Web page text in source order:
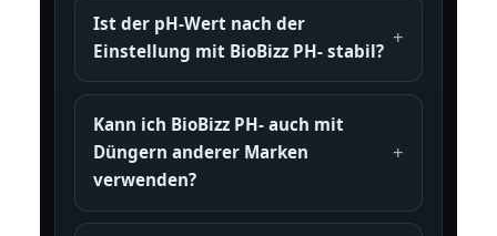
Ist der pH-Wert nach der
Einstellung mit BioBizz PH- stabil?
Kann ich BioBizz PH- auch mit
Düngern anderer Marken
verwenden?